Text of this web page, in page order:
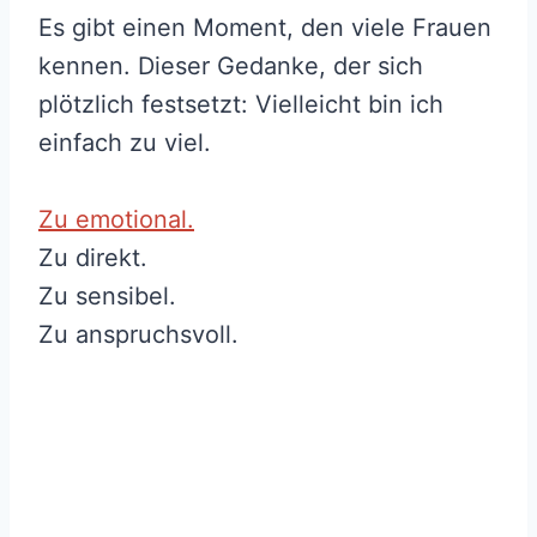
Es gibt einen Moment, den viele Frauen
kennen. Dieser Gedanke, der sich
plötzlich festsetzt: Vielleicht bin ich
einfach zu viel.
Zu emotional.
Zu direkt.
Zu sensibel.
Zu anspruchsvoll.